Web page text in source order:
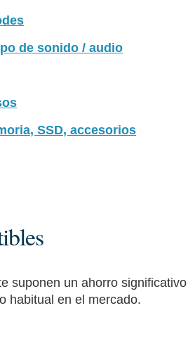
de sonido / audio
SSD, accesorios
suponen un ahorro significativo
habitual en el mercado.